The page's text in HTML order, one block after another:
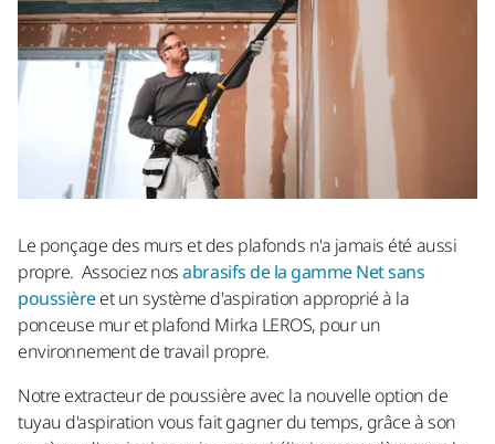
Le ponçage des murs et des plafonds n'a jamais été aussi
propre. Associez nosabrasifs de la gamme Net sans
poussièreet un système d'aspiration approprié à la
ponceuse mur et plafond Mirka LEROS, pour un
environnement de travail propre.
Notre extracteur de poussière avec la nouvelle option de
tuyau d'aspiration vous fait gagner du temps, grâce à son